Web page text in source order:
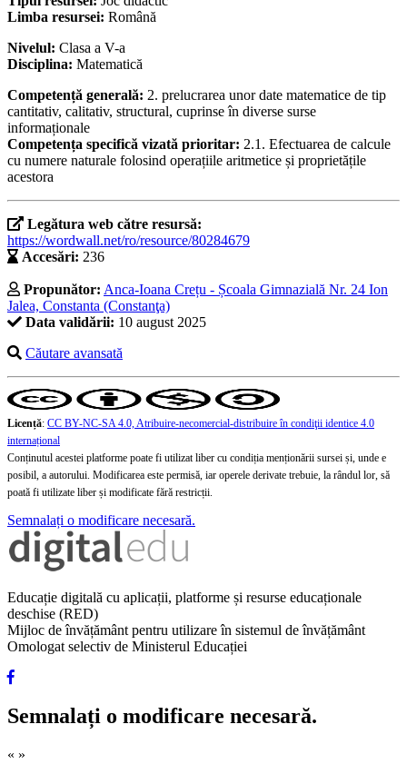
Limba resursei: Română
Nivelul: Clasa a V-a
Disciplina: Matematică
Competență generală: 2. prelucrarea unor date matematice de tip
cantitativ, calitativ, structural, cuprinse în diverse surse
informaționale
Competența specifică vizată prioritar: 2.1. Efectuarea de calcule
cu numere naturale folosind operațiile aritmetice și proprietățile
acestora
Legătura web către resursă:
https://wordwall.net/ro/resource/80284679
Accesări: 236
Propunător: Anca-Ioana Crețu - Școala Gimnazială Nr. 24 Ion
Jalea, Constanta (Constanţa)
Data validării: 10 august 2025
Căutare avansată
Licență: CC BY-NC-SA 4.0, Atribuire-necomercial-distribuire în condiţii identice 4.0
internațional
Conținutul acestei platforme poate fi utilizat liber cu condiția menționării sursei și, unde e
posibil, a autorului. Modificarea este permisă, iar operele derivate trebuie, la rândul lor, să
poată fi utilizate liber și modificate fără restricții.
Semnalați o modificare necesară.
Educație digitală cu aplicații, platforme și resurse educaționale
deschise (RED)
Mijloc de învățământ pentru utilizare în sistemul de învățământ
Omologat selectiv de Ministerul Educației
Semnalați o modificare necesară.
« »